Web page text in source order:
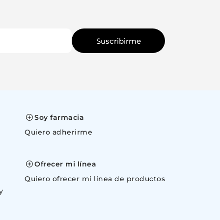
Suscribirme
Soy farmacia
Quiero adherirme
Ofrecer mi línea
Quiero ofrecer mi linea de productos